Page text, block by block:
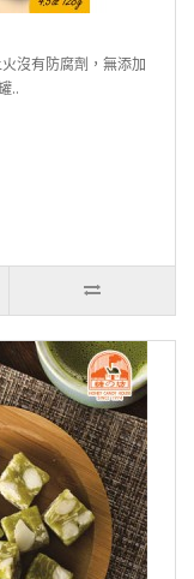
沒有防腐劑，無添加
..